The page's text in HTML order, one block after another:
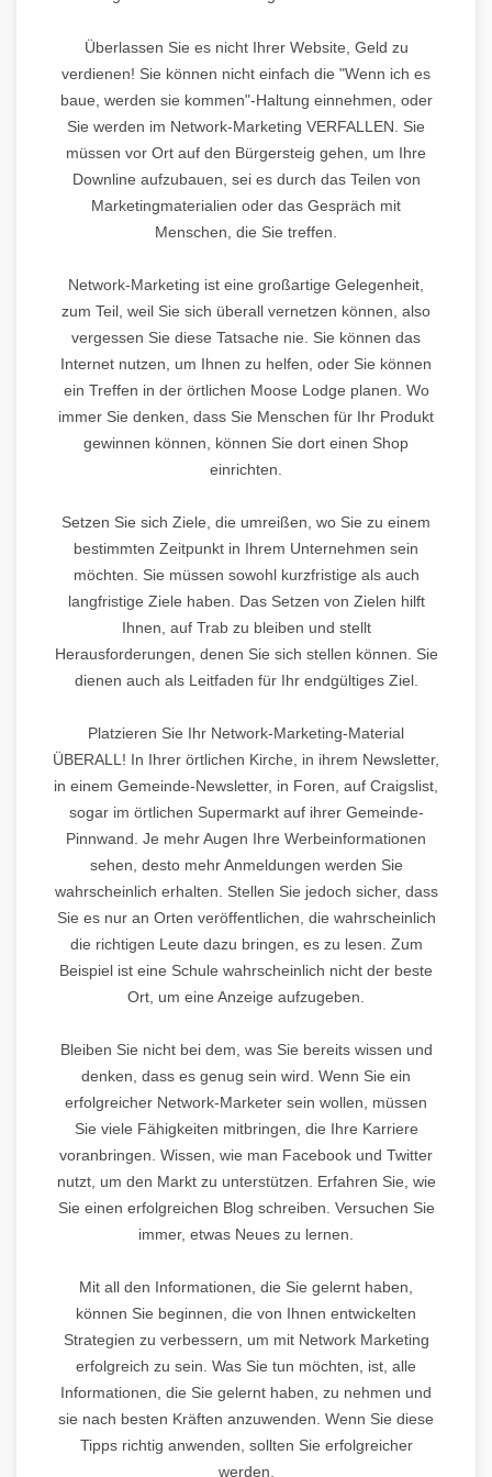
Überlassen Sie es nicht Ihrer Website, Geld zu
verdienen! Sie können nicht einfach die "Wenn ich es
baue, werden sie kommen"-Haltung einnehmen, oder
Sie werden im Network-Marketing VERFALLEN. Sie
müssen vor Ort auf den Bürgersteig gehen, um Ihre
Downline aufzubauen, sei es durch das Teilen von
Marketingmaterialien oder das Gespräch mit
Menschen, die Sie treffen.
Network-Marketing ist eine großartige Gelegenheit,
zum Teil, weil Sie sich überall vernetzen können, also
vergessen Sie diese Tatsache nie. Sie können das
Internet nutzen, um Ihnen zu helfen, oder Sie können
ein Treffen in der örtlichen Moose Lodge planen. Wo
immer Sie denken, dass Sie Menschen für Ihr Produkt
gewinnen können, können Sie dort einen Shop
einrichten.
Setzen Sie sich Ziele, die umreißen, wo Sie zu einem
bestimmten Zeitpunkt in Ihrem Unternehmen sein
möchten. Sie müssen sowohl kurzfristige als auch
langfristige Ziele haben. Das Setzen von Zielen hilft
Ihnen, auf Trab zu bleiben und stellt
Herausforderungen, denen Sie sich stellen können. Sie
dienen auch als Leitfaden für Ihr endgültiges Ziel.
Platzieren Sie Ihr Network-Marketing-Material
ÜBERALL! In Ihrer örtlichen Kirche, in ihrem Newsletter,
in einem Gemeinde-Newsletter, in Foren, auf Craigslist,
sogar im örtlichen Supermarkt auf ihrer Gemeinde-
Pinnwand. Je mehr Augen Ihre Werbeinformationen
sehen, desto mehr Anmeldungen werden Sie
wahrscheinlich erhalten. Stellen Sie jedoch sicher, dass
Sie es nur an Orten veröffentlichen, die wahrscheinlich
die richtigen Leute dazu bringen, es zu lesen. Zum
Beispiel ist eine Schule wahrscheinlich nicht der beste
Ort, um eine Anzeige aufzugeben.
Bleiben Sie nicht bei dem, was Sie bereits wissen und
denken, dass es genug sein wird. Wenn Sie ein
erfolgreicher Network-Marketer sein wollen, müssen
Sie viele Fähigkeiten mitbringen, die Ihre Karriere
voranbringen. Wissen, wie man Facebook und Twitter
nutzt, um den Markt zu unterstützen. Erfahren Sie, wie
Sie einen erfolgreichen Blog schreiben. Versuchen Sie
immer, etwas Neues zu lernen.
Mit all den Informationen, die Sie gelernt haben,
können Sie beginnen, die von Ihnen entwickelten
Strategien zu verbessern, um mit Network Marketing
erfolgreich zu sein. Was Sie tun möchten, ist, alle
Informationen, die Sie gelernt haben, zu nehmen und
sie nach besten Kräften anzuwenden. Wenn Sie diese
Tipps richtig anwenden, sollten Sie erfolgreicher
werden.